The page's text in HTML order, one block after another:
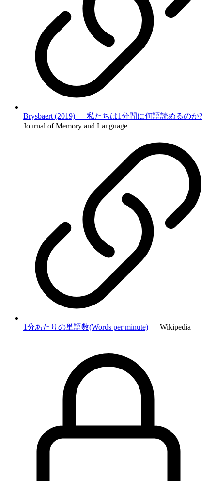
Brysbaert (2019) — 私たちは1分間に何語読めるのか? —
Journal of Memory and Language
1分あたりの単語数(Words per minute) — Wikipedia